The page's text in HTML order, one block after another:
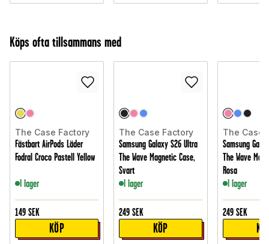
Köps ofta tillsammans med
The Case Factory
Fästbart AirPods Läder
Fodral Croco Pastell Yellow
I lager
149 SEK
KÖP
The Case Factory
Samsung Galaxy S26 Ultra
The Wave Magnetic Case,
Svart
I lager
249 SEK
KÖP
The Case
Samsung
The Wave
Rosa
I lager
249 SEK